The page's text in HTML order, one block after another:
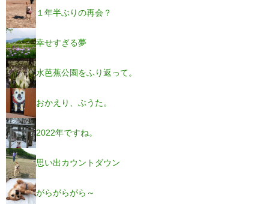
１年半ぶりの再会？
幸せすぎる夢
水芭蕉公園をふり返って。
おかえり、ぶうた。
2022年ですね。
思い出カウントダウン
がらがらがら～